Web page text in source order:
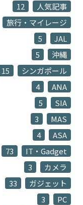
人気記事
12
旅行・マイレージ
JAL
5
沖縄
5
シンガポール
15
ANA
4
SIA
5
MAS
3
ASA
4
IT・Gadget
73
カメラ
3
ガジェット
33
PC
3